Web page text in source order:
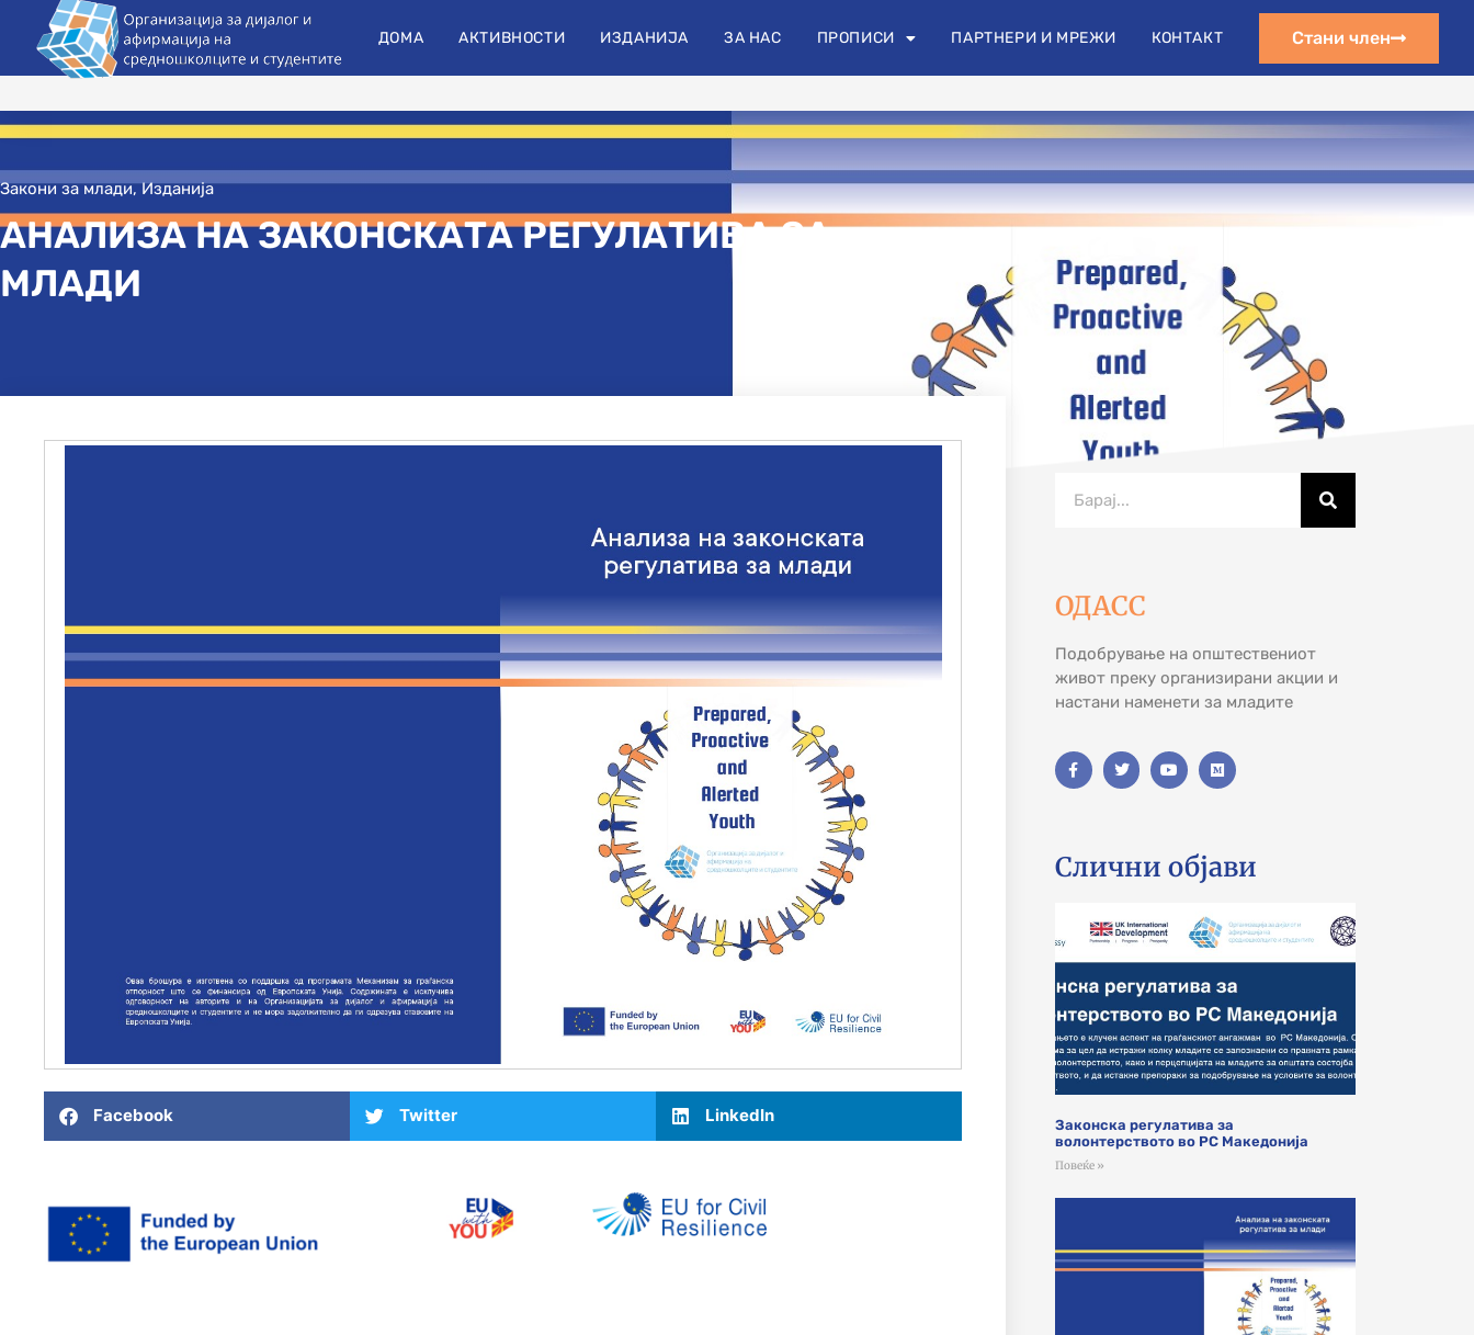
ДОМА АКТИВНОСТИ ИЗДАНИЈА ЗА НАС ПРОПИСИ ПАРТНЕРИ И МРЕЖИ КОНТАКТ Стани член
Закони за млади,Изданија
АНАЛИЗА НА ЗАКОНСКАТА РЕГУЛАТИВА ЗА
МЛАДИ
Facebook Twitter LinkedIn
ОДАСС
Подобрување на општествениот
живот преку организирани акции и
настани наменети за младите
Слични објави
Законска регулатива за
волонтерството во РС Македонија
Повеќе »